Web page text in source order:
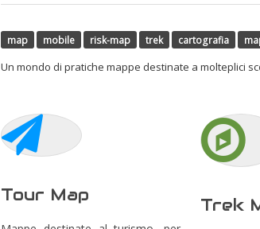
map mobile risk-map trek cartografia
Un mondo di pratiche mappe destinate a molteplici
Tour Map Trek